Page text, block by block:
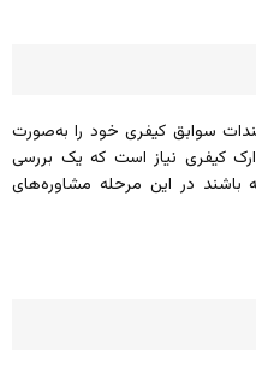
سوابق کیفری خود را به‌صورت
کیفری نیاز است که یک بررسی
باشند در این مرحله مشاوره‌های